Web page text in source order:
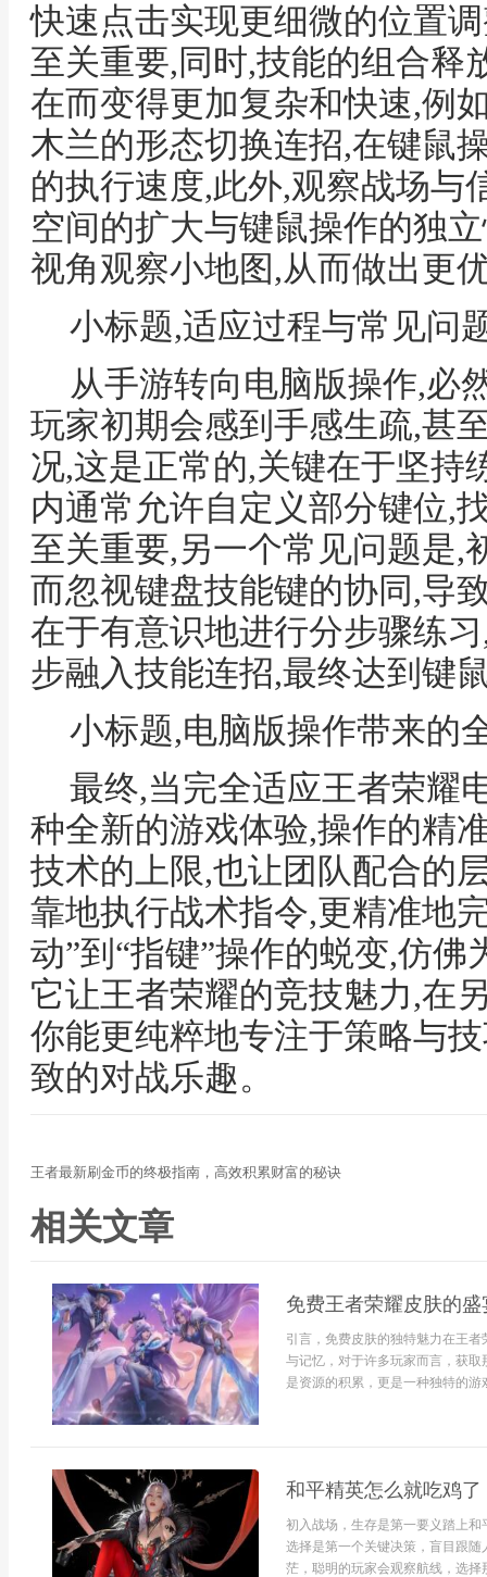
快速点击实现更细微的位置
至关重要,同时,技能的组合释
在而变得更加复杂和快速,例
木兰的形态切换连招,在键鼠
的执行速度,此外,观察战场与
空间的扩大与键鼠操作的独
视角观察小地图,从而做出更
小标题,适应过程与常见问
从手游转向电脑版操作,必
玩家初期会感到手感生疏,甚
况,这是正常的,关键在于坚持
内通常允许自定义部分键位,
至关重要,另一个常见问题是,
而忽视键盘技能键的协同,导
在于有意识地进行分步骤练
步融入技能连招,最终达到键
小标题,电脑版操作带来的
最终,当完全适应王者荣耀
种全新的游戏体验,操作的精
技术的上限,也让团队配合的
靠地执行战术指令,更精准地
动”到“指键”操作的蜕变,仿
它让王者荣耀的竞技魅力,在
你能更纯粹地专注于策略与
致的对战乐趣。
王者最新刷金币的终极指南，高效积累财富的秘诀
相关文章
免费王者荣耀皮肤的
引言，免费皮肤的独特魅力在王
与记忆，对于许多玩家而言，获
是资源的积累，更是一种独特的
和平精英怎么就吃鸡
初入战场，生存是第一要义踏上
选择是第一个关键决策，盲目跟
茫，聪明的玩家会观察航线，选